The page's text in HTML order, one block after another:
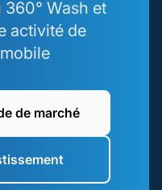
360° Wash et
activité de
de marché